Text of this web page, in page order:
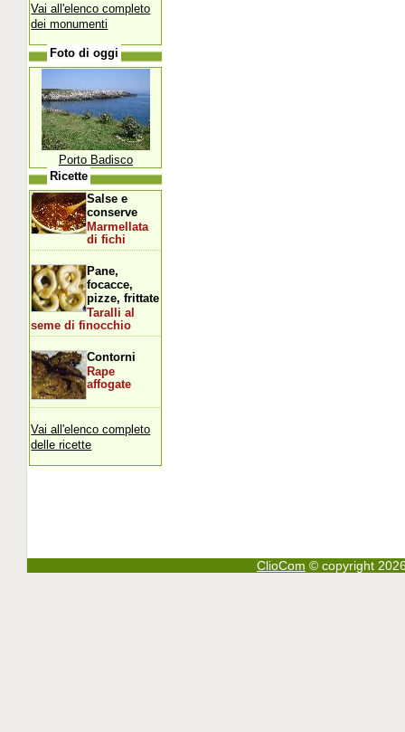
Vai all'elenco completo
dei monumenti
Foto di oggi
Porto Badisco
Ricette
Salse e
conserve
Marmellata
di fichi
Pane,
focacce,
pizze, frittate
Taralli al
seme di finocchio
Contorni
Rape
affogate
Vai all'elenco completo
delle ricette
ClioCom © copyright